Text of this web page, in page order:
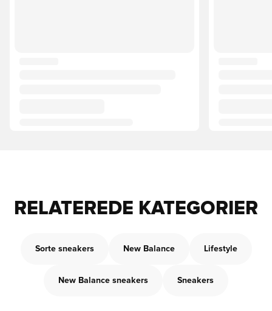
RELATEREDE KATEGORIER
Sorte sneakers New Balance Lifestyle
New Balance sneakers Sneakers